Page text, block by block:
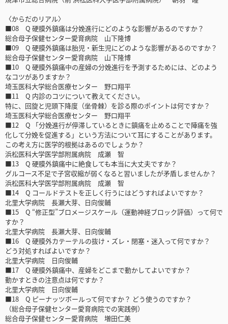
〈からだのリアル〉
■08 Q 硬膜外鎮痛は分娩進行にどのような影響があるのですか？
総合母子保健センター愛育病院 山下隆博
■09 Q 硬膜外鎮痛は胎児・新生児にどのような影響があるのですか？
総合母子保健センター愛育病院 山下隆博
■10 Q 硬膜外鎮痛中の産婦の分娩進行を予測するためには、どのよう
なコツがありますか？
埼玉医科大学総合医療センター 野口翔平
■11 Q 内診のコツについて教えてください。
特に、回旋と児頭下降度（坐骨棘）を診る際のポイントは何ですか？
埼玉医科大学総合医療センター 野口翔平
■12 Q 「分娩進行が停滞しているときに鎮痛を止めることで陣痛を強
化して分娩を促進する」という方法について耳にすることがあります。
この考え方に医学的根拠はあるのでしょうか？
浜松医科大学医学部附属病院 成瀬 智
■13 Q 硬膜外鎮痛中に絶食しても本当に大丈夫ですか？
グルコース不足で子宮収縮が弱くなると習いましたが矛盾しませんか？
浜松医科大学医学部附属病院 成瀬 智
■14 Q コールドテストを正しく行うにはどうすればよいですか？
北里大学病院 長瀬大芽、日向俊輔
■15 Q “修正型”ブロメージスケール（運動神経ブロック評価）って何で
すか？
北里大学病院 長瀬大芽、日向俊輔
■16 Q 硬膜外カテーテルの抜け・ズレ・閉塞・迷入って何ですか？
どう対処すればよいですか？
北里大学病院 日向俊輔
■17 Q 硬膜外鎮痛中、産婦をどこまで動かしてよいですか？
動かすときの注意点は何ですか？
北里大学病院 日向俊輔
■18 Q ピーナッツボールって何ですか？ どう使うのですか？
（総合母子保健センター愛育病院での実践例）
総合母子保健センター愛育病院 増田仁美